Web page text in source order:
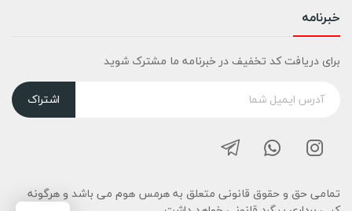
خبرنامه
برای دریافت کد تخفیف در خبرنامه ما مشترک شوید
اشتراک
تمامی حق و حقوق قانونی متعلق به هرمس هوم می باشد و هرگونه